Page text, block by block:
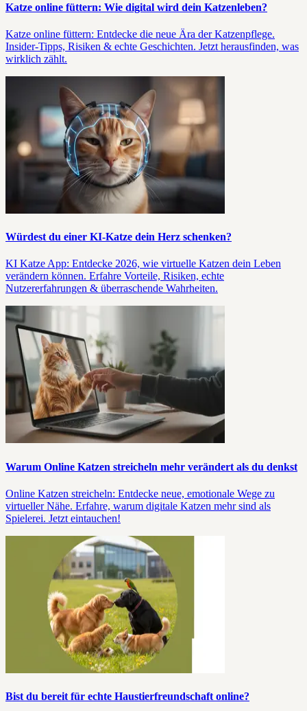
Katze online füttern: Wie digital wird dein Katzenleben?
Katze online füttern: Entdecke die neue Ära der Katzenpflege.
Insider-Tipps, Risiken & echte Geschichten. Jetzt herausfinden, was
wirklich zählt.
Würdest du einer KI-Katze dein Herz schenken?
KI Katze App: Entdecke 2026, wie virtuelle Katzen dein Leben
verändern können. Erfahre Vorteile, Risiken, echte
Nutzererfahrungen & überraschende Wahrheiten.
Warum Online Katzen streicheln mehr verändert als du denkst
Online Katzen streicheln: Entdecke neue, emotionale Wege zu
virtueller Nähe. Erfahre, warum digitale Katzen mehr sind als
Spielerei. Jetzt eintauchen!
Bist du bereit für echte Haustierfreundschaft online?